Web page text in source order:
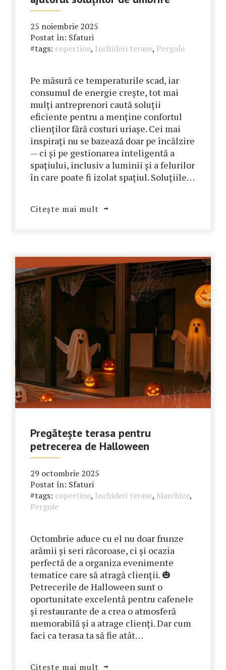
25 noiembrie 2025
Postat în: Sfaturi
#tags: copertine, Inchideri terase, Pergole
Pe măsură ce temperaturile scad, iar
consumul de energie crește, tot mai
mulți antreprenori caută soluții
eficiente pentru a menține confortul
clienților fără costuri uriașe. Cei mai
inspirați nu se bazează doar pe încălzire
— ci și pe gestionarea inteligentă a
spațiului, inclusiv a luminii și a felurilor
în care poate fi izolat spațiul. Soluțiile…
Citește mai mult
Pregătește terasa pentru
petrecerea de Halloween
29 octombrie 2025
Postat în: Sfaturi
#tags: copertine, Inchideri terase, Marchize,
Pergole
Octombrie aduce cu el nu doar frunze
arămii și seri răcoroase, ci și ocazia
perfectă de a organiza evenimente
tematice care să atragă clienții. 🎃
Petrecerile de Halloween sunt o
oportunitate excelentă pentru cafenele
și restaurante de a crea o atmosferă
memorabilă și a atrage clienți. Dar cum
faci ca terasa ta să fie atât…
Citește mai mult